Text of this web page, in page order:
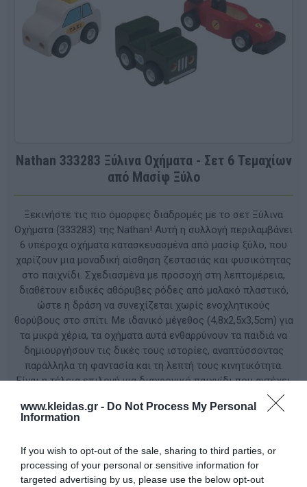
www.kleidas.gr - Do Not Process My Personal
Information
If you wish to opt-out of the sale, sharing to third parties, or
processing of your personal or sensitive information for
targeted advertising by us, please use the below opt-out
Nathan 333283 Ξύλινα Οχήματα - Σετ 6 Τεμαχίων
από Μασίφ Ξύλο
Ξεκινήστε τις πιο όμορφες διαδρομές με το σετ Ξύλινα
Οχήματα (333283) της Nathan! Αυτή η συλλογή περιλαμβάνει
6 υπέροχα οχήματα κατασκευασμένα από μασίφ ξύλο, που
χαρίζουν μια μοναδική αίσθηση ζεστασιάς και φυσικότητας
στο παιχνίδι. Σχεδιασμένα με προσοχή στη λεπτομέρεια,
διαθέτουν ειδικές αθόρυβες ρόδες από μαλακό πλαστικό,
ώστε η δράση να συνεχίζεται χωρίς ενοχλητικούς
θορύβους στο σπίτι. Με ιδανικό μέγεθος (4,8x2,5x3,5cm) για
τα μικρά χέρια, τα οχήματα αυτά ενθαρρύνουν τα παιδιά να
δημιουργήσουν τις δικές τους ιστορίες, αναπτύσσοντας
παράλληλα τη φαντασία και τη λεπτή τους κινητικότητα.
Είναι η τέλεια επιλογή για διαχρονικό παιχνίδι που αντέχει
Διαθέσιμο